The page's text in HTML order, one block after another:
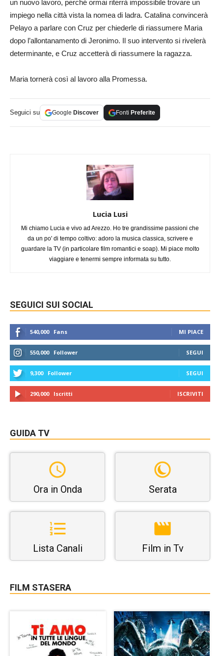
un nuovo lavoro, perché ormai riterrà impossibile trovare un
impiego nella città vista la nomea di ladra. Catalina convincerà
Pelayo a parlare con Cruz per chiederle di riassumere Maria
dopo l’allontanamento di Jeronimo. Il suo intervento si rivelerà
determinante, e Cruz accetterà di riassumere la ragazza.
Maria tornerà così al lavoro alla Promessa.
Seguici su Google Discover Fonti Preferite
Lucia Lusi
Mi chiamo Lucia e vivo ad Arezzo. Ho tre grandissime passioni che
da un po' di tempo coltivo: adoro la musica classica, scrivere e
guardare la TV (in particolare film romantici e soap). Mi piace molto
viaggiare e tenermi sempre informata su tutto.
SEGUICI SUI SOCIAL
540,000 Fans MI PIACE
550,000 Follower SEGUI
9,300 Follower SEGUI
290,000 Iscritti ISCRIVITI
GUIDA TV
Ora in Onda Serata
Lista Canali Film in Tv
FILM STASERA